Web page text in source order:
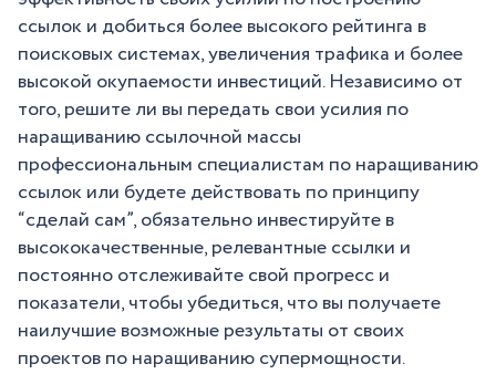
ссылок и добиться более высокого рейтинга в
поисковых системах, увеличения трафика и более
высокой окупаемости инвестиций. Независимо от
того, решите ли вы передать свои усилия по
наращиванию ссылочной массы
профессиональным специалистам по наращиванию
ссылок или будете действовать по принципу
“сделай сам”, обязательно инвестируйте в
высококачественные, релевантные ссылки и
постоянно отслеживайте свой прогресс и
показатели, чтобы убедиться, что вы получаете
наилучшие возможные результаты от своих
проектов по наращиванию супермощности.